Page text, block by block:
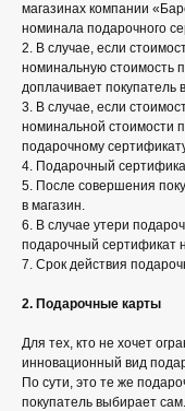
магазинах компании
номинала подарочного
2. В случае, если
номинальную стоимость
доплачивает покупатель
3. В случае, если
номинальной стоимости
подарочному
4. Подарочный
5. После совершения
в магазин.
6. В случае утери
подарочный сертификат
7. Срок действия
2. Подарочные карты
Для тех, кто не хочет
инновационный вид
По сути, это те же
покупатель выбирает